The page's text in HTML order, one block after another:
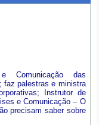
Comunicação das
faz palestras e ministra
Instrutor de
e Comunicação – O
precisam saber sobre